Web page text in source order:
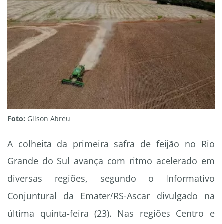
Foto: Gilson Abreu
A colheita da primeira safra de feijão no Rio
Grande do Sul avança com ritmo acelerado em
diversas regiões, segundo o Informativo
Conjuntural da Emater/RS-Ascar divulgado na
última quinta-feira (23). Nas regiões Centro e